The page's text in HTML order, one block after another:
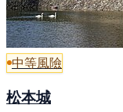
中等風險
松本城